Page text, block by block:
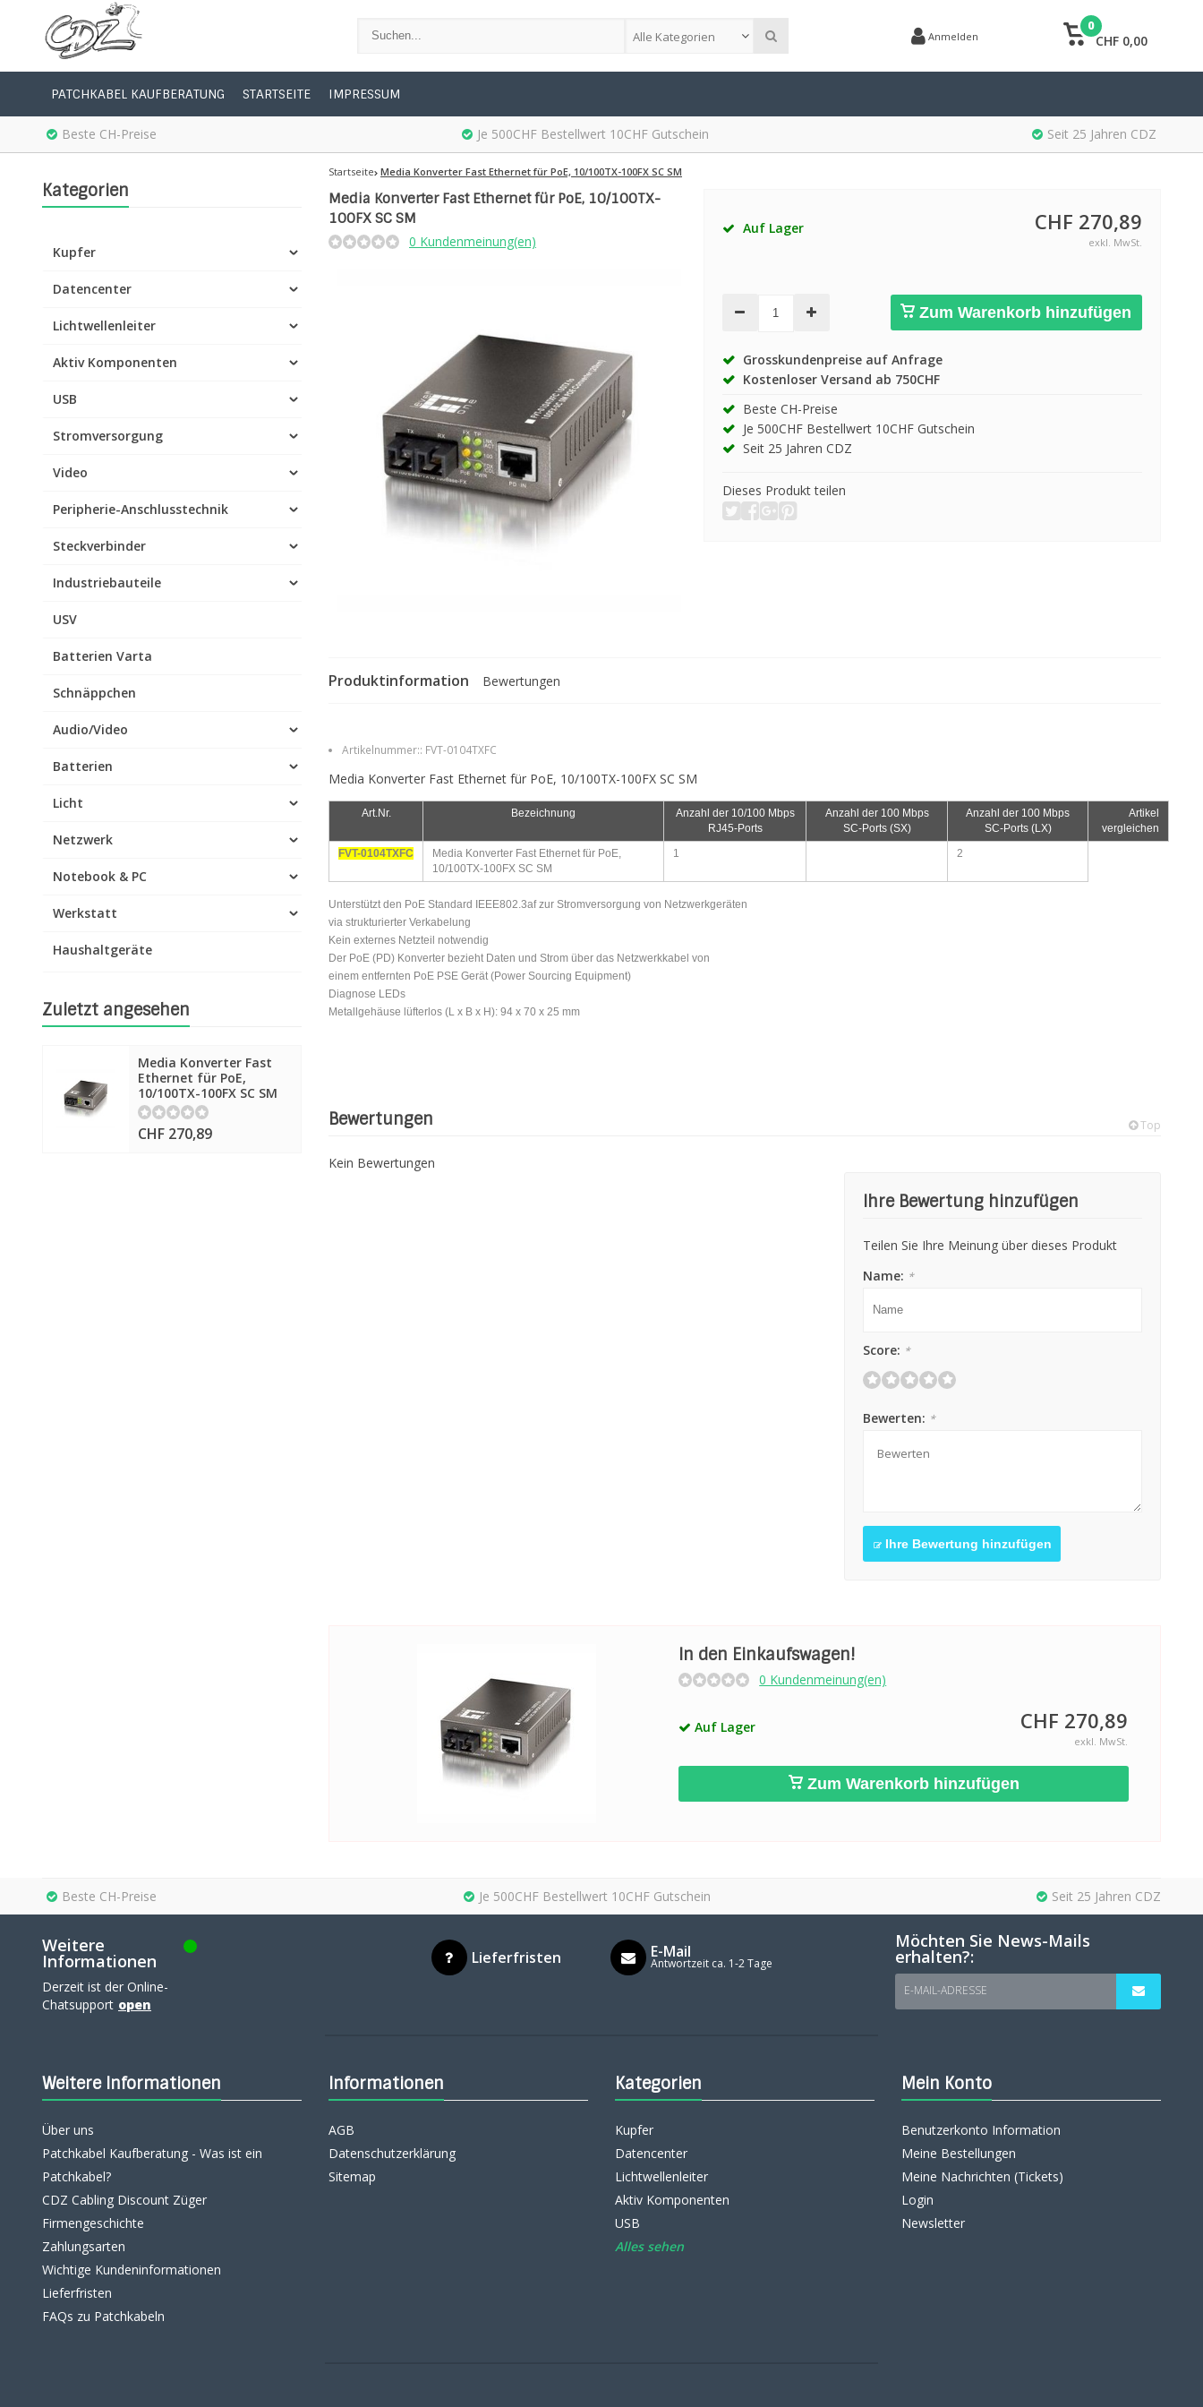
Alle Kategorien Anmelden
0
CHF 0,00
PATCHKABEL KAUFBERATUNG STARTSEITE IMPRESSUM
Beste CH-Preise Je 500CHF Bestellwert 10CHF Gutschein Seit 25 Jahren CDZ
Kategorien
Kupfer
Datencenter
Lichtwellenleiter
Aktiv Komponenten
USB
Stromversorgung
Video
Peripherie-Anschlusstechnik
Steckverbinder
Industriebauteile
USV
Batterien Varta
Schnäppchen
Audio/Video
Batterien
Licht
Netzwerk
Notebook & PC
Werkstatt
Haushaltgeräte
Zuletzt angesehen
Media Konverter Fast
Ethernet für PoE,
10/100TX-100FX SC SM
CHF 270,89
Startseite Media Konverter Fast Ethernet für PoE, 10/100TX-100FX SC SM
Media Konverter Fast Ethernet für PoE, 10/100TX-
100FX SC SM
0 Kundenmeinung(en)
Auf Lager CHF 270,89
exkl. MwSt.
Zum Warenkorb hinzufügen
Grosskundenpreise auf Anfrage
Kostenloser Versand ab 750CHF
Beste CH-Preise
Je 500CHF Bestellwert 10CHF Gutschein
Seit 25 Jahren CDZ
Dieses Produkt teilen
Produktinformation Bewertungen
Artikelnummer:: FVT-0104TXFC
Media Konverter Fast Ethernet für PoE, 10/100TX-100FX SC SM
Art.Nr. Bezeichnung
Anzahl der 10/100 Mbps
RJ45-Ports
Anzahl der 100 Mbps
SC-Ports (SX)
Anzahl der 100 Mbps
SC-Ports (LX)
Artikel
vergleichen
FVT-0104TXFC
Media Konverter Fast Ethernet für PoE,
10/100TX-100FX SC SM
1 2
Unterstützt den PoE Standard IEEE802.3af zur Stromversorgung von Netzwerkgeräten
via strukturierter Verkabelung
Kein externes Netzteil notwendig
Der PoE (PD) Konverter bezieht Daten und Strom über das Netzwerkkabel von
einem entfernten PoE PSE Gerät (Power Sourcing Equipment)
Diagnose LEDs
Metallgehäuse lüfterlos (L x B x H): 94 x 70 x 25 mm
Bewertungen Top
Kein Bewertungen
Ihre Bewertung hinzufügen
Teilen Sie Ihre Meinung über dieses Produkt
Name: *
Score: *
Bewerten: *
Ihre Bewertung hinzufügen
In den Einkaufswagen!
0 Kundenmeinung(en)
Auf Lager CHF 270,89
exkl. MwSt.
Zum Warenkorb hinzufügen
Beste CH-Preise Je 500CHF Bestellwert 10CHF Gutschein Seit 25 Jahren CDZ
Weitere
Informationen
Derzeit ist der Online-
Chatsupport open
Lieferfristen E-Mail
Antwortzeit ca. 1-2 Tage
Möchten Sie News-Mails
erhalten?:
E-MAIL-ADRESSE
Weitere Informationen
Über uns
Patchkabel Kaufberatung - Was ist ein
Patchkabel?
CDZ Cabling Discount Züger
Firmengeschichte
Zahlungsarten
Wichtige Kundeninformationen
Lieferfristen
FAQs zu Patchkabeln
Informationen
AGB
Datenschutzerklärung
Sitemap
Kategorien
Kupfer
Datencenter
Lichtwellenleiter
Aktiv Komponenten
USB
Alles sehen
Mein Konto
Benutzerkonto Information
Meine Bestellungen
Meine Nachrichten (Tickets)
Login
Newsletter